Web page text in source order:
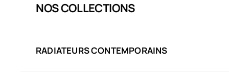
NOS COLLECTIONS
RADIATEURS CONTEMPORAINS